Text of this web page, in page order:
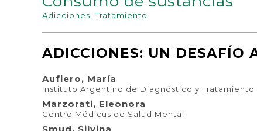
Adicciones ,Tratamiento
ADICCIONES: UN DESAFÍO
Aufiero, María
Instituto Argentino de Diagnóstico y Tratamiento
Marzorati, Eleonora
Centro Médicus de Salud Mental